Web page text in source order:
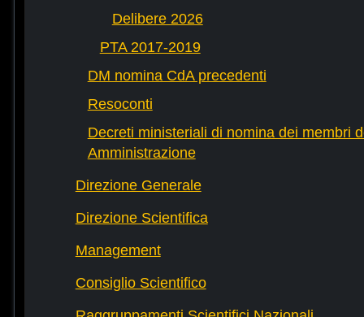
Delibere 2026
PTA 2017-2019
DM nomina CdA precedenti
Resoconti
Decreti ministeriali di nomina dei membri
Amministrazione
Direzione Generale
Direzione Scientifica
Management
Consiglio Scientifico